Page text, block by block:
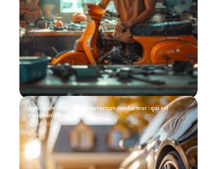
Assurance véhicule et couverture conducteur : qui est
vraiment assuré ?
11 mars 2026